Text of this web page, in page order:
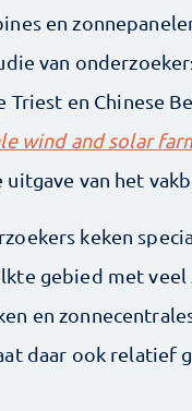
en
van
Triest en Chinese
wind and solar
uitgave van het
keken
gebied met
en
daar ook relatief